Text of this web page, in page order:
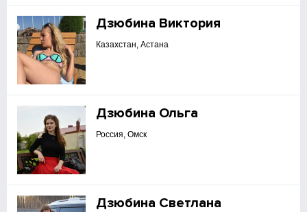
Дзюбина Виктория
Казахстан, Астана
Дзюбина Ольга
Россия, Омск
Дзюбина Светлана